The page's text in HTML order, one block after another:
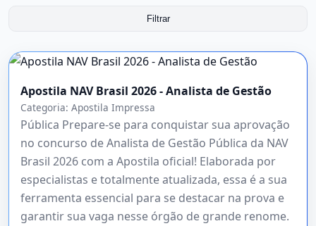
Filtrar
Apostila NAV Brasil 2026 - Analista de Gestão
Categoria: Apostila Impressa
Pública Prepare-se para conquistar sua aprovação
no concurso de Analista de Gestão Pública da NAV
Brasil 2026 com a Apostila oficial! Elaborada por
especialistas e totalmente atualizada, essa é a sua
ferramenta essencial para se destacar na prova e
garantir sua vaga nesse órgão de grande renome.